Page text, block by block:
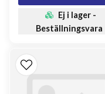
Ej i lager -
Beställningsvara